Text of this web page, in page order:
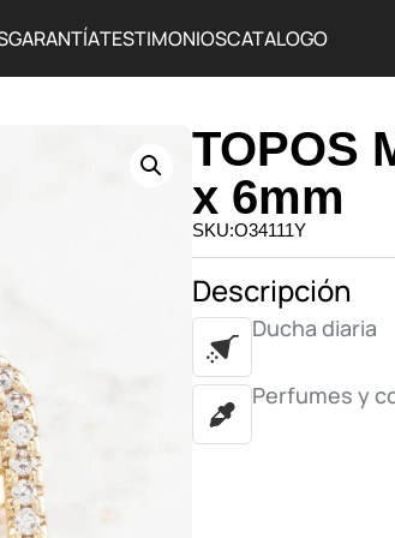
GARANTÍATESTIMONIOSCATALOGO
TOPOS
x 6mm
SKU:O34111Y
Descripción
Ducha diaria
Perfumes y